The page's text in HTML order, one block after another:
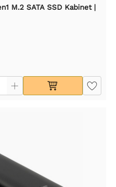
M.2 SATA SSD Kabinet |